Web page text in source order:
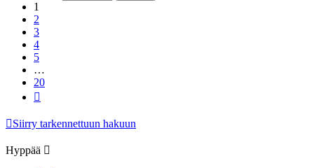
1
2
3
4
5
…
20
Siirry tarkennettuun hakuun
Hyppää